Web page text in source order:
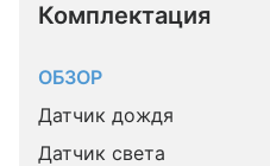
Комплектация
ОБЗОР
Датчик дождя
Датчик света